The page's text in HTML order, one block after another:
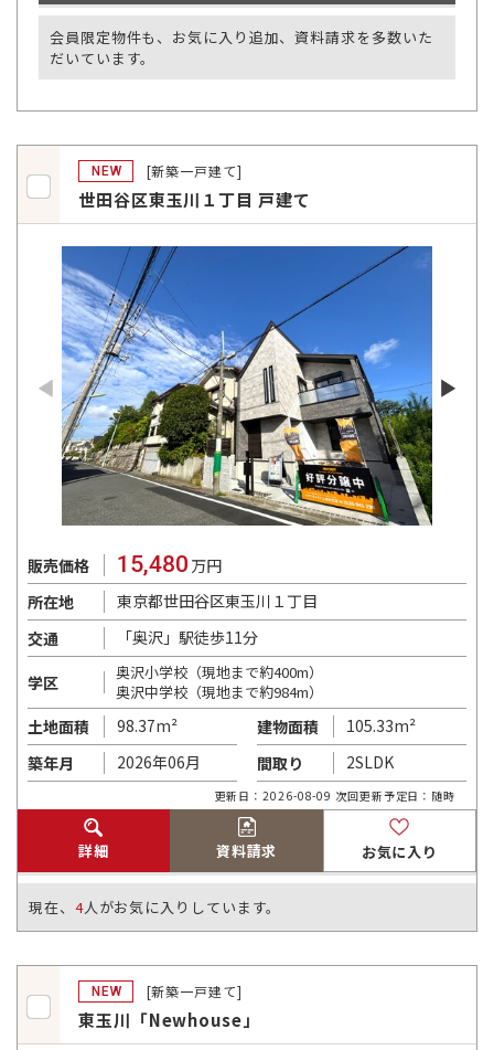
会員限定物件も、お気に入り追加、資料請求を多数いた
だいています。
NEW [新築一戸建て]
世田谷区東玉川１丁目 戸建て
販売価格 15,480 万円
所在地
東京都世田谷区東玉川１丁目
交通
「奥沢」駅徒歩11分
学区
奥沢小学校（現地まで約400m）
奥沢中学校（現地まで約984m）
土地面積 98.37m² 建物面積
105.33m²
築年月
2026年06月 間取り 2SLDK
更新日：2026-08-09 次回更新予定日：随時
詳細 資料請求 お気に入り
現在、 4人がお気に入りしています。
NEW [新築一戸建て]
東玉川「Newhouse」